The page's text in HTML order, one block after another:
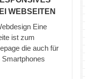
WEBSEITEN
Eine
ist zum
die auch für